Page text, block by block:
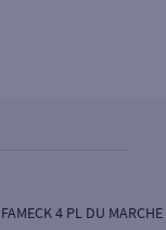
FAMECK 4 PL DU MARCHE